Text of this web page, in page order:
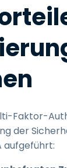
Faktor-
der
aufgeführt: